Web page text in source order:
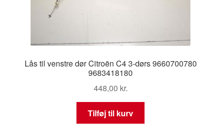
Privatlivspolitik
Vilkår og betingelser
Lås til venstre dør Citroën C4 3-dørs 9660700780
9683418180
448,00 kr.
Tilføj til kurv